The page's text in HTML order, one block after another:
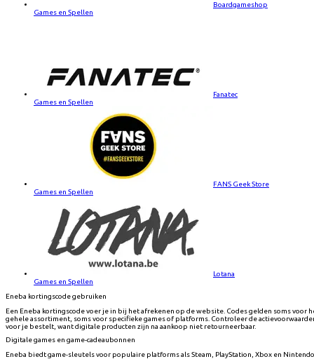
Boardgameshop
Games en Spellen
Fanatec
Games en Spellen
FANS Geek Store
Games en Spellen
Lotana
Games en Spellen
Eneba kortingscode gebruiken
Een Eneba kortingscode voer je in bij het afrekenen op de website. Codes gelden soms voor
gehele assortiment, soms voor specifieke games of platforms. Controleer de
voor je bestelt, want digitale producten zijn na aankoop niet retourneerbaar.
Digitale games en game-cadeaubonnen
Eneba biedt game-sleutels voor populaire platforms als Steam, PlayStation, Xbox en